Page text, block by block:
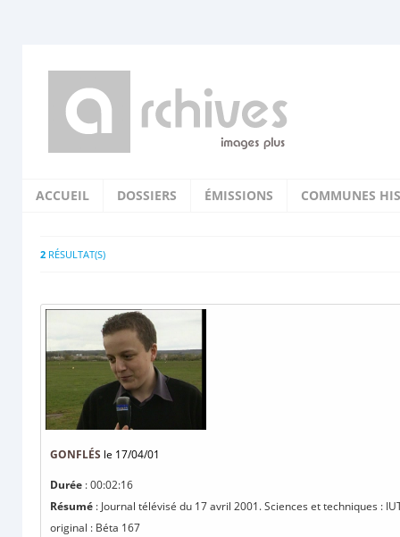
ACCUEIL DOSSIERS ÉMISSIONS COMMUNES
2 RÉSULTAT(S)
GONFLÉS le 17/04/01
Durée : 00:02:16
Résumé : Journal télévisé du 17 avril 2001. Sciences et techniques :
original : Béta 167